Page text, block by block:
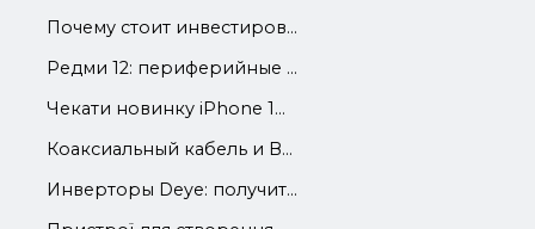
Почему стоит инвестиров...
Редми 12: периферийные ...
Чекати новинку iPhone 1...
Коаксиальный кабель и В...
Инверторы Deye: получит...